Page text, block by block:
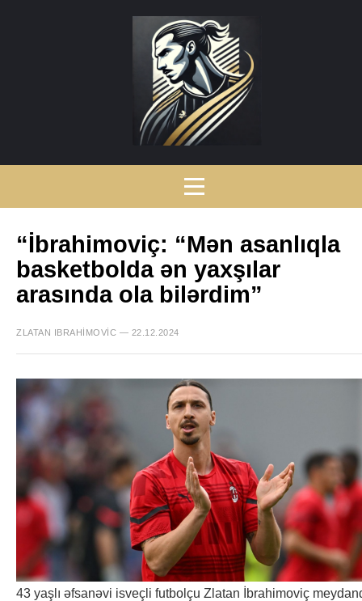
“İbrahimoviç: “Mən asanlıqla
basketbolda ən yaxşılar
arasında ola bilərdim”
ZLATAN IBRAHIMOVIC — 22.12.2024
43 yaşlı əfsanəvi isveçli futbolçu Zlatan İbrahimoviç